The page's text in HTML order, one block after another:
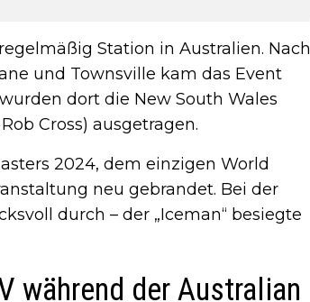
Station in Australien. Nach
und Townsville kam das Event
dort die New South Wales
Cross) ausgetragen.
2024, dem einzigen World
neu gebrandet. Bei der
durch – der „Iceman“ besiegte
während der Australian